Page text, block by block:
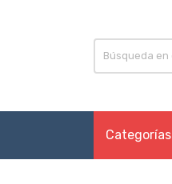
Categorías